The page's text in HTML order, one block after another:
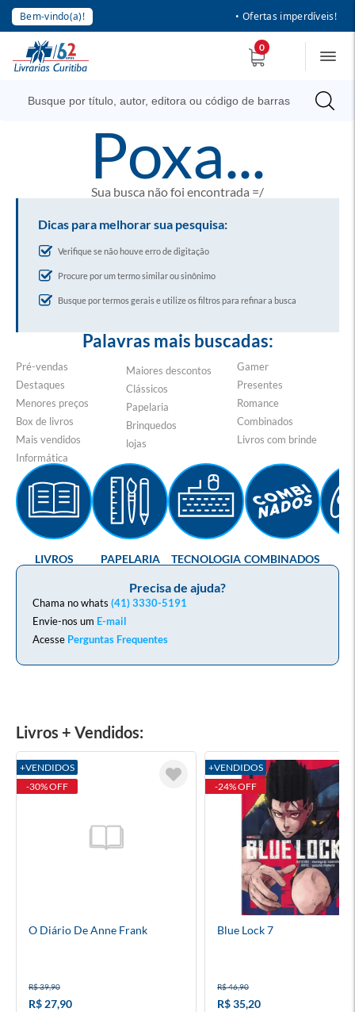
Bem-vindo(a)! • Ofertas imperdíveis!
0
poxa...
Sua busca não foi encontrada =/
Dicas para melhorar sua pesquisa:
Verifique se não houve erro de digitação
Procure por um termo similar ou sinônimo
Busque por termos gerais e utilize os filtros para refinar a busca
Palavras mais buscadas:
Pré-vendas
Destaques
Menores preços
Box de livros
Mais vendidos
Informática
Maiores descontos
Clássicos
Papelaria
Brinquedos
lojas
Gamer
Presentes
Romance
Combinados
Livros com brinde
Precisa de ajuda?
Chama no whats (41) 3330-5191
Envie-nos um E-mail
Acesse Perguntas Frequentes
LIVROS PAPELARIA TECNOLOGIA COMBINADOS
Livros + Vendidos:
+VENDIDOS
-30% OFF
O Diário De Anne Frank
R$ 39,90
R$ 27,90
+VENDIDOS
-24% OFF
Blue Lock 7
R$ 46,90
R$ 35,20